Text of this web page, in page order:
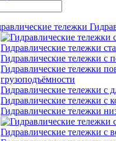
Гидравлические тележки
Гидравлические тележки с
Гидравлические тележки
грузоподъёмности
Гидравлические тележки с
Гидравлические тележки с
Гидравлические тележки
Гидравлические тележки с